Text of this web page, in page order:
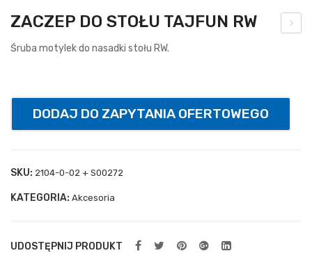
kos
ZACZEP DO STOŁU TAJFUN RW
Śruba motylek do nasadki stołu RW.
DODAJ DO ZAPYTANIA OFERTOWEGO
SKU: 2104-0-02 + S00272
KATEGORIA: Akcesoria
UDOSTĘPNIJ PRODUKT